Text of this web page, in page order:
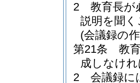
2
教育長が
説明を聞
(会議録の
第21条
教
成しなけ
2
会議録に